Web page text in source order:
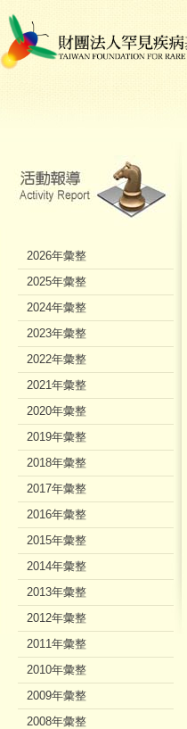
2026年彙整
2025年彙整
2024年彙整
2023年彙整
2022年彙整
2021年彙整
2020年彙整
2019年彙整
2018年彙整
2017年彙整
2016年彙整
2015年彙整
2014年彙整
2013年彙整
2012年彙整
2011年彙整
2010年彙整
2009年彙整
2008年彙整